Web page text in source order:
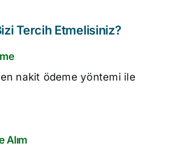
Tercih Etmelisiniz?
nakit ödeme yöntemi ile
Alım